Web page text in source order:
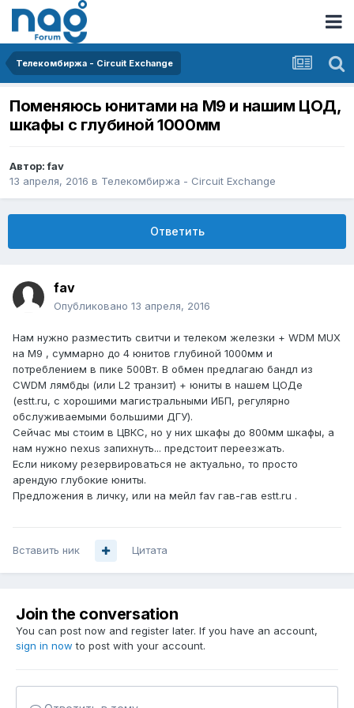
Телекомбиржа - Circuit Exchange
Поменяюсь юнитами на М9 и нашим ЦОД,
шкафы с глубиной 1000мм
Автор:fav
13 апреля, 2016 в Телекомбиржа - Circuit Exchange
Ответить
fav
Опубликовано 13 апреля, 2016
Нам нужно разместить свитчи и телеком железки + WDM MUX
на М9 , суммарно до 4 юнитов глубиной 1000мм и
потреблением в пике 500Вт. В обмен предлагаю бандл из
CWDM лямбды (или L2 транзит) + юниты в нашем ЦОДе
(estt.ru, с хорошими магистральными ИБП, регулярно
обслуживаемыми большими ДГУ).
Сейчас мы стоим в ЦВКС, но у них шкафы до 800мм шкафы, а
нам нужно nexus запихнуть... предстоит переезжать.
Если никому резервироваться не актуально, то просто
арендую глубокие юниты.
Предложения в личку, или на мейл fav гaв-гaв estt.ru .
Вставить ник Цитата
Join the conversation
You can post now and register later. If you have an account,
sign in now to post with your account.